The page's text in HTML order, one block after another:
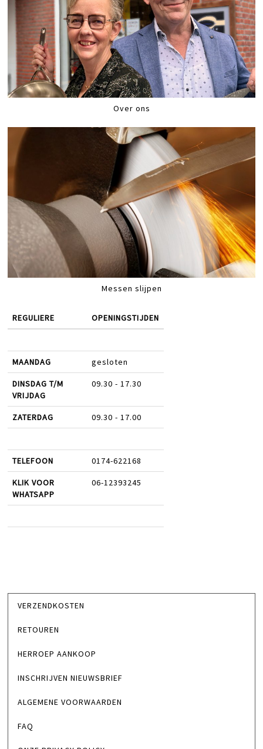
Over ons
Messen slijpen
REGULIERE OPENINGSTIJDEN
MAANDAG gesloten
DINSDAG T/M
VRIJDAG
09.30 - 17.30
ZATERDAG 09.30 - 17.00
TELEFOON 0174-622168
KLIK VOOR
WHATSAPP
06-12393245
VERZENDKOSTEN
RETOUREN
HERROEP AANKOOP
INSCHRIJVEN NIEUWSBRIEF
ALGEMENE VOORWAARDEN
FAQ